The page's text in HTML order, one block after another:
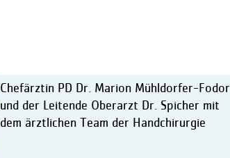
Chefärztin PD Dr. Marion Mühldorfer-Fodor
und der Leitende Oberarzt Dr. Spicher mit
dem ärztlichen Team der Handchirurgie